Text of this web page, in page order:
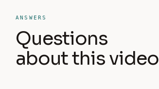
ANSWERS
Questions
about this video